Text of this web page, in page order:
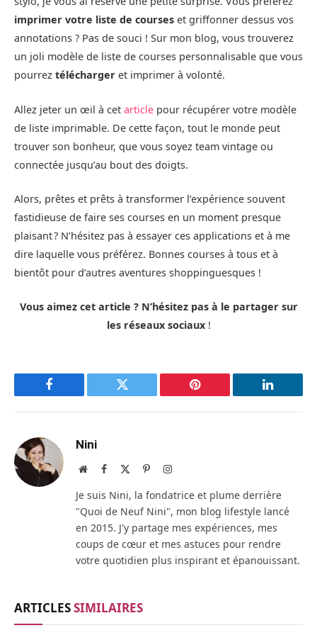
imprimer votre liste de courses et griffonner dessus vos
annotations ? Pas de souci ! Sur mon blog, vous trouverez
un joli modèle de liste de courses personnalisable que vous
pourrez télécharger et imprimer à volonté.
Allez jeter un œil à cet article pour récupérer votre modèle
de liste imprimable. De cette façon, tout le monde peut
trouver son bonheur, que vous soyez team vintage ou
connectée jusqu’au bout des doigts.
Alors, prêtes et prêts à transformer l’expérience souvent
fastidieuse de faire ses courses en un moment presque
plaisant ? N’hésitez pas à essayer ces applications et à me
dire laquelle vous préférez. Bonnes courses à tous et à
bientôt pour d’autres aventures shoppinguesques !
Vous aimez cet article ? N’hésitez pas à le partager sur
les réseaux sociaux!
Facebook Twitter Pinterest LinkedIn
Nini
Site Facebook PinterestInstagram
Je suis Nini, la fondatrice et plume derrière
"Quoi de Neuf Nini", mon blog lifestyle lancé
en 2015. J'y partage mes expériences, mes
coups de cœur et mes astuces pour rendre
votre quotidien plus inspirant et épanouissant.
ARTICLESSIMILAIRES